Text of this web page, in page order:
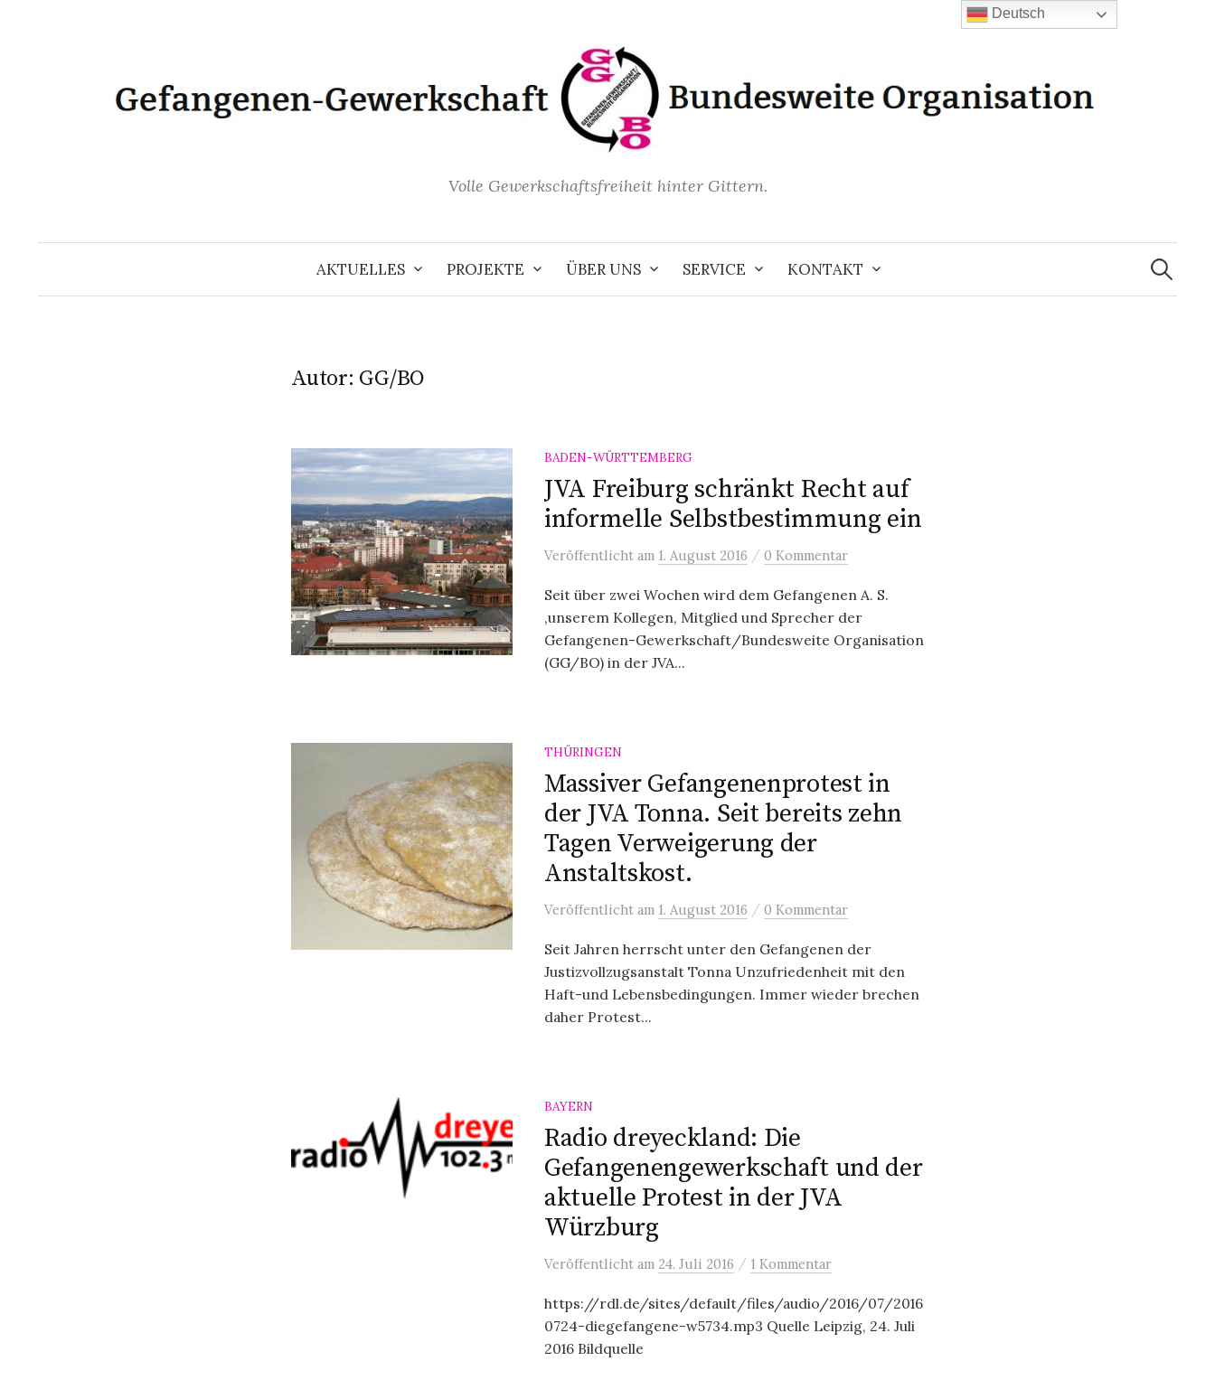
Volle Gewerkschaftsfreiheit hinter Gittern.
AKTUELLES PROJEKTE ÜBER UNS SERVICE KONTAKT
Suchen
nach:
Autor: GG/BO
BADEN-WÜRTTEMBERG
JVA Freiburg schränkt Recht auf
informelle Selbstbestimmung ein
Veröffentlicht am 1. August 2016 / 0 Kommentar
Seit über zwei Wochen wird dem Gefangenen A. S.
,unserem Kollegen, Mitglied und Sprecher der
Gefangenen-Gewerkschaft/Bundesweite Organisation
(GG/BO) in der JVA...
THÜRINGEN
Massiver Gefangenenprotest in
der JVA Tonna. Seit bereits zehn
Tagen Verweigerung der
Anstaltskost.
Veröffentlicht am 1. August 2016 / 0 Kommentar
Seit Jahren herrscht unter den Gefangenen der
Justizvollzugsanstalt Tonna Unzufriedenheit mit den
Haft-und Lebensbedingungen. Immer wieder brechen
daher Protest...
BAYERN
Radio dreyeckland: Die
Gefangenengewerkschaft und der
aktuelle Protest in der JVA
Würzburg
Veröffentlicht am 24. Juli 2016 / 1 Kommentar
https://rdl.de/sites/default/files/audio/2016/07/2016
0724-diegefangene-w5734.mp3 Quelle Leipzig, 24. Juli
2016 Bildquelle
Deutsch